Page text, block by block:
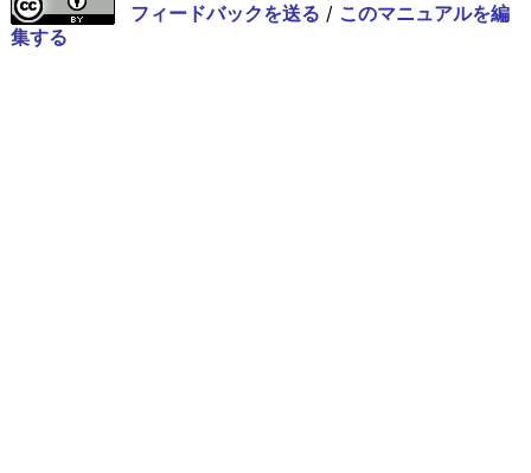
フィードバックを送る / このマニュアルを編
集する